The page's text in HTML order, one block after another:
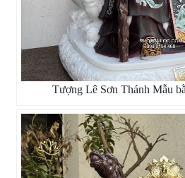
Tượng Lê Sơn Thánh Mẫu